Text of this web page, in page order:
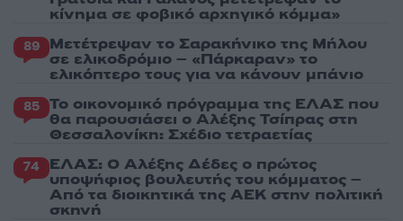
κίνημα σε φοβικό αρχηγικό κόμμα»
89 Μετέτρεψαν το Σαρακήνικο της Μήλου
σε ελικοδρόμιο – «Πάρκαραν» το
ελικόπτερο τους για να κάνουν μπάνιο
85 Το οικονομικό πρόγραμμα της ΕΛΑΣ που
θα παρουσιάσει ο Αλέξης Τσίπρας στη
Θεσσαλονίκη: Σχέδιο τετραετίας
74 ΕΛΑΣ: Ο Αλέξης Δέδες ο πρώτος
υποψήφιος βουλευτής του κόμματος –
Από τα διοικητικά της ΑΕΚ στην πολιτική
σκηνή